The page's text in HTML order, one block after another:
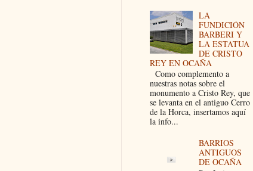
LA
FUNDICIÓN
BARBERI Y
LA ESTATUA
DE CRISTO
REY EN OCAÑA
Como complemento a
nuestras notas sobre el
monumento a Cristo Rey, que
se levanta en el antiguo Cerro
de la Horca, insertamos aquí
la info...
BARRIOS
ANTIGUOS
DE OCAÑA